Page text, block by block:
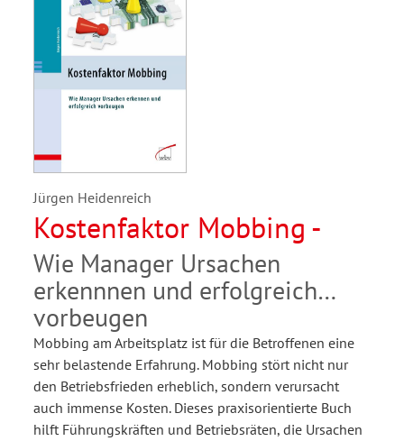
Jürgen Heidenreich
Kostenfaktor Mobbing -
Wie Manager Ursachen
erkennnen und erfolgreich
vorbeugen
Mobbing am Arbeitsplatz ist für die Betroffenen eine
sehr belastende Erfahrung. Mobbing stört nicht nur
den Betriebsfrieden erheblich, sondern verursacht
auch immense Kosten. Dieses praxisorientierte Buch
hilft Führungskräften und Betriebsräten, die Ursachen